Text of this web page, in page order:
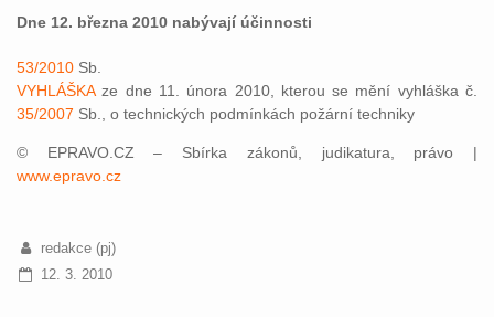
Dne 12. března 2010 nabývají účinnosti
53/2010 Sb.
VYHLÁŠKAze dne 11. února 2010, kterou se mění vyhláška č.
35/2007 Sb., o technických podmínkách požární techniky
© EPRAVO.CZ – Sbírka zákonů, judikatura, právo |
www.epravo.cz
redakce (pj)
12. 3. 2010